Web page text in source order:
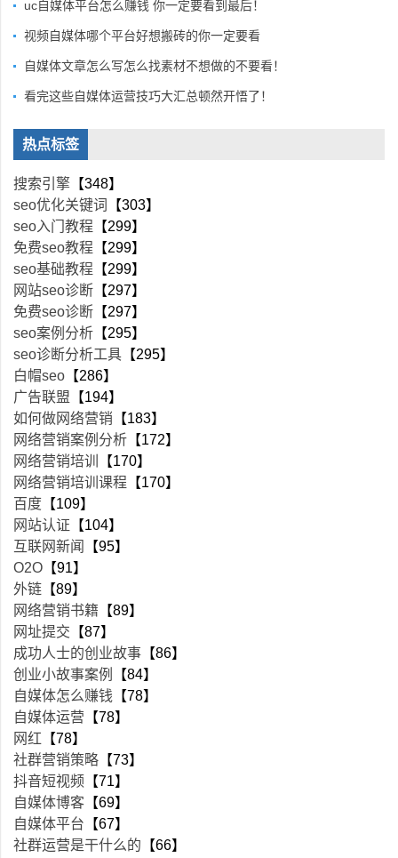
uc自媒体平台怎么赚钱 你一定要看到最后！
视频自媒体哪个平台好想搬砖的你一定要看
自媒体文章怎么写怎么找素材不想做的不要看！
看完这些自媒体运营技巧大汇总顿然开悟了！
热点标签
搜索引擎 【348】
seo优化关键词
【303】
seo入门教程 【299】
免费seo教程 【299】
seo基础教程 【299】
网站seo诊断 【297】
免费seo诊断 【297】
seo案例分析 【295】
seo诊断分析工具 【295】
白帽seo 【286】
广告联盟 【194】
如何做网络营销 【183】
网络营销案例分析 【172】
网络营销培训
【170】
网络营销培训课程 【170】
百度 【109】
网站认证 【104】
互联网新闻
【95】
O2O 【91】
外链 【89】
网络营销书籍 【89】
网址提交 【87】
成功人士的创业故事 【86】
创业小故事案例
【84】
自媒体怎么赚钱 【78】
自媒体运营 【78】
网红 【78】
社群营销策略 【73】
抖音短视频 【71】
自媒体博客 【69】
自媒体平台 【67】
社群运营是干什么的 【66】